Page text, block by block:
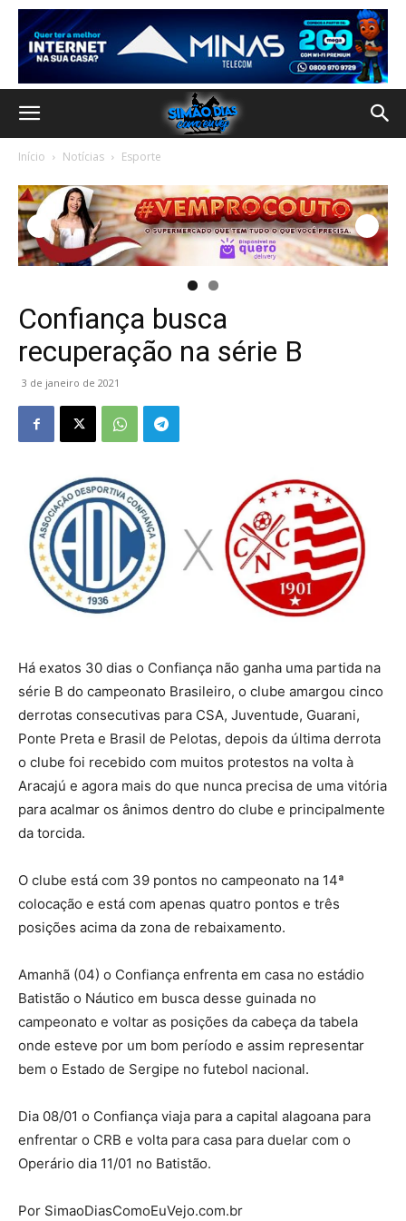
Início Notícias Esporte
Confiança busca
recuperação na série B
3 de janeiro de 2021
Há exatos 30 dias o Confiança não ganha uma partida na
série B do campeonato Brasileiro, o clube amargou cinco
derrotas consecutivas para CSA, Juventude, Guarani,
Ponte Preta e Brasil de Pelotas, depois da última derrota
o clube foi recebido com muitos protestos na volta à
Aracajú e agora mais do que nunca precisa de uma vitória
para acalmar os ânimos dentro do clube e principalmente
da torcida.
O clube está com 39 pontos no campeonato na 14ª
colocação e está com apenas quatro pontos e três
posições acima da zona de rebaixamento.
Amanhã (04) o Confiança enfrenta em casa no estádio
Batistão o Náutico em busca desse guinada no
campeonato e voltar as posições da cabeça da tabela
onde esteve por um bom período e assim representar
bem o Estado de Sergipe no futebol nacional.
Dia 08/01 o Confiança viaja para a capital alagoana para
enfrentar o CRB e volta para casa para duelar com o
Operário dia 11/01 no Batistão.
Por SimaoDiasComoEuVejo.com.br